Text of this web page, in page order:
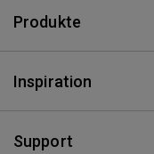
Produkte
Inspiration
Support